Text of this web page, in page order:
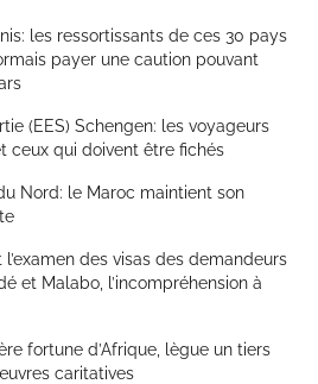
les ressortissants de ces 30 pays
payer une caution pouvant
(EES) Schengen: les voyageurs
ceux qui doivent être fichés
Nord: le Maroc maintient son
l’examen des visas des demandeurs
et Malabo, l’incompréhension à
fortune d’Afrique, lègue un tiers
caritatives